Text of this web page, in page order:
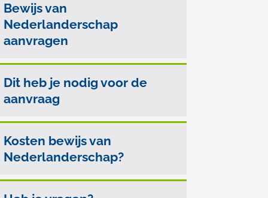
Bewijs van
Nederlanderschap
aanvragen
Dit heb je nodig voor de
aanvraag
Kosten bewijs van
Nederlanderschap?